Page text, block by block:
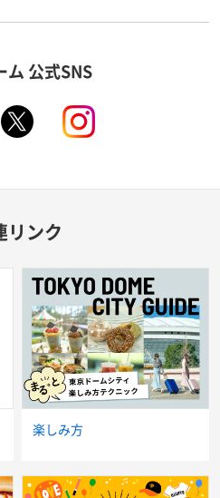
ム 公式SNS
リンク
楽しみ方